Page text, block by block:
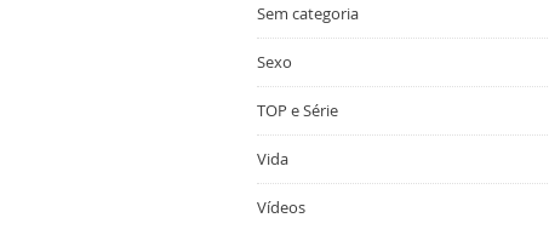
Sem categoria
Sexo
TOP e Série
Vida
Vídeos